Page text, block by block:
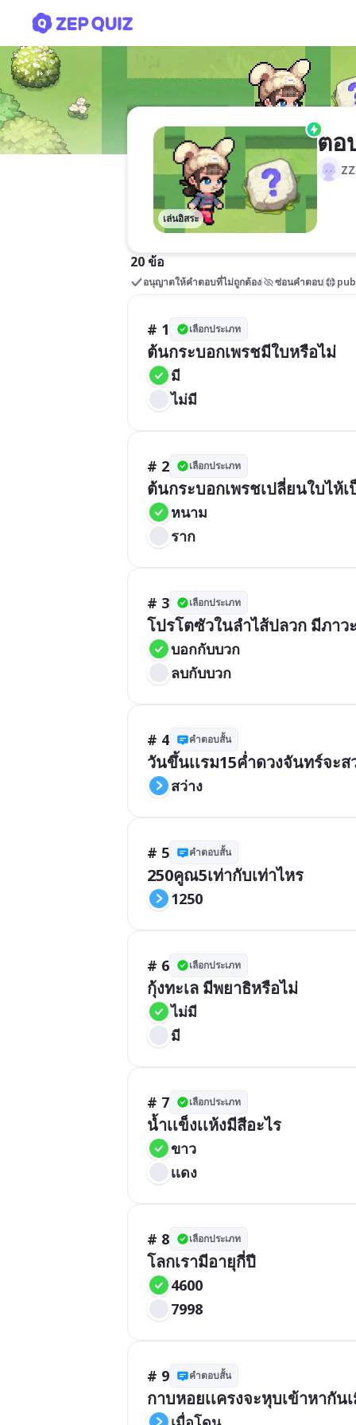
เล่นอิสระ
ตอ
20 ข้อ
อนุญาตให้คำตอบที่ไม่ถูกต้อง ซ่อนคำตอบ
# 1 เลือกประเภท
ต้นกระบอกเพรชมีใบหรือไม่
มี
ไม่มี
# 2 เลือกประเภท
ต้นกระบอกเพรชเปลี่ยนใบไห้เ
หนาม
ราก
# 3 เลือกประเภท
โปรโตซัวในลำไส้ปลวก มีภาว
บอกกับบวก
ลบกับบวก
# 4 คำตอบสั้น
วันขึ้นเเรม15ค่ำดวงจันทร์จะส
สว่าง
# 5 คำตอบสั้น
250คูณ5เท่ากับเท่าไหร
1250
# 6 เลือกประเภท
กุ้งทะเล มีพยาธิหรือไม่
ไม่มี
มี
# 7 เลือกประเภท
น้ำเเข็งเเห้งมีสีอะไร
ขาว
เเดง
# 8 เลือกประเภท
โลกเรามีอายุกี่ปี
4600
7998
# 9 คำตอบสั้น
กาบหอยเเครงจะหุบเข้าหากัน